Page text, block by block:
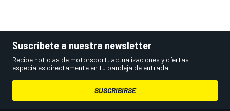
Suscríbete a nuestra newsletter
Recibe noticias de motorsport, actualizaciones y ofertas
especiales directamente en tu bandeja de entrada.
SUSCRIBIRSE